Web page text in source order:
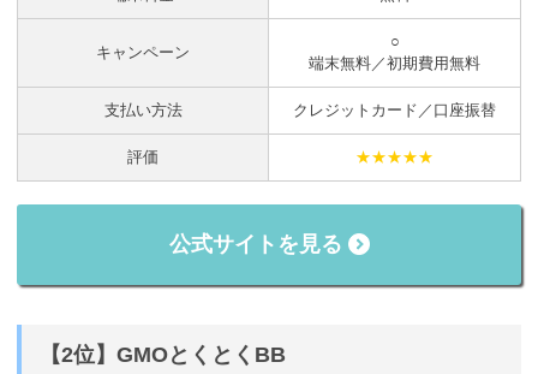
キャンペーン
○
端末無料／初期費用無料
支払い方法 クレジットカード／口座振替
評価 ★★★★★
公式サイトを見る
【2位】GMOとくとくBB